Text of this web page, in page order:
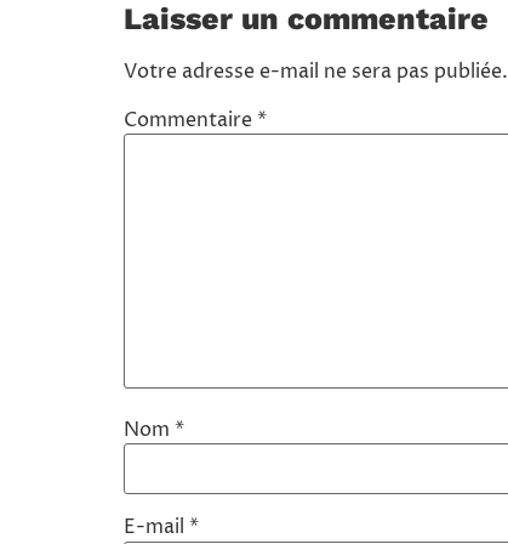
Laisser un commentaire
Votre adresse e-mail ne sera pas publiée.
Commentaire*
Nom *
E-mail *